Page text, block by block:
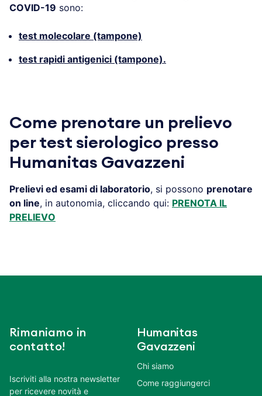
COVID-19 sono:
test molecolare (tampone)
test rapidi antigenici (tampone).
Come prenotare un prelievo
per test sierologico presso
Humanitas Gavazzeni
Prelievi ed esami di laboratorio, si possono prenotare
on line, in autonomia, cliccando qui: PRENOTA IL
PRELIEVO
Rimaniamo in
contatto!
Iscriviti alla nostra newsletter
per ricevere novità e
Humanitas
Gavazzeni
Chi siamo
Come raggiungerci